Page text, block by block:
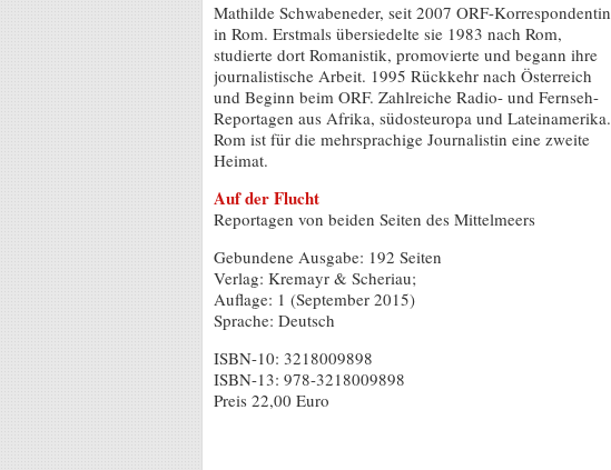
Mathilde Schwabeneder, seit 2007 ORF-Korrespondentin
in Rom. Erstmals übersiedelte sie 1983 nach Rom,
studierte dort Romanistik, promovierte und begann ihre
journalistische Arbeit. 1995 Rückkehr nach Österreich
und Beginn beim ORF. Zahlreiche Radio- und Fernseh-
Reportagen aus Afrika, südosteuropa und Lateinamerika.
Rom ist für die mehrsprachige Journalistin eine zweite
Heimat.
Auf der Flucht
Reportagen von beiden Seiten des Mittelmeers
Gebundene Ausgabe: 192 Seiten
Verlag: Kremayr & Scheriau;
Auflage: 1 (September 2015)
Sprache: Deutsch
ISBN-10: 3218009898
ISBN-13: 978-3218009898
Preis 22,00 Euro